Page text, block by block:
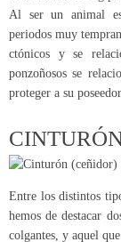
Al ser un animal
periodos muy
ctónicos y se
ponzoñosos se
proteger a su
Entre los distintos
hemos de destacar
colgantes, y aquel